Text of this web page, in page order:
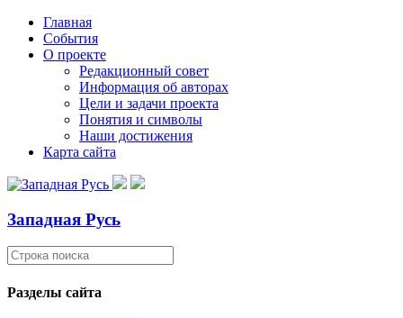
Главная
События
О проекте
Редакционный совет
Информация об авторах
Цели и задачи проекта
Понятия и символы
Наши достижения
Карта сайта
Западная Русь
Разделы сайта